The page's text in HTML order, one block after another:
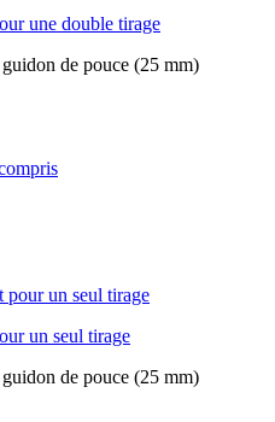
une double tirage
de pouce (25 mm)
un seul tirage
de pouce (25 mm)